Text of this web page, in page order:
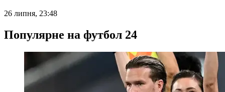
26 липня, 23:48
Популярне на футбол 24